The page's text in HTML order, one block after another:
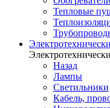
Тепловые
Назад
Лампы
Светильники
Кабель,